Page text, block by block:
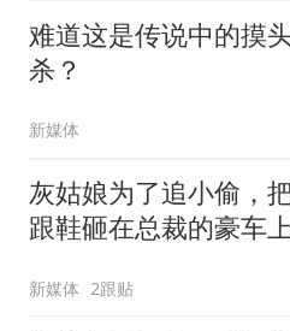
难道这是传说中的摸
杀？
新媒体
灰姑娘为了追小偷，
跟鞋砸在总裁的豪车
新媒体 2跟贴